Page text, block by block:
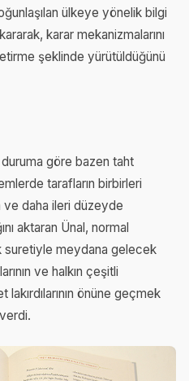
ülkeye yönelik bilgi
karar mekanizmalarını
şeklinde yürütüldüğünü
göre bazen taht
tarafların birbirleri
ve daha ileri düzeyde
aktaran Ünal, normal
suretiyle meydana gelecek
ve halkın çeşitli
önüne geçmek